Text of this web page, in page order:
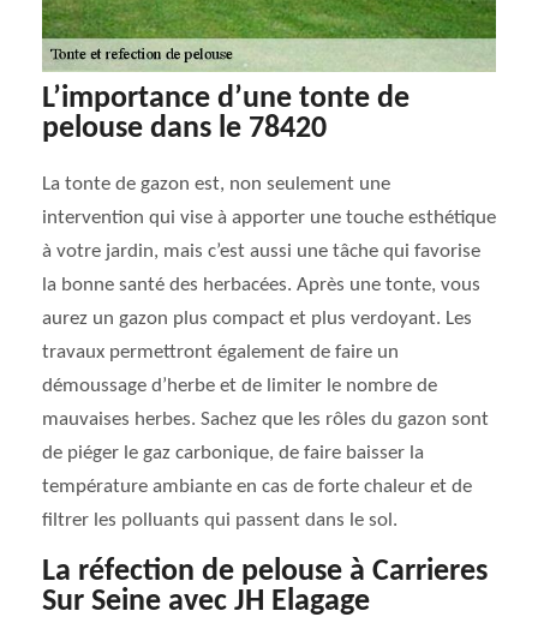
L’importance d’une tonte de
pelouse dans le 78420
La tonte de gazon est, non seulement une
intervention qui vise à apporter une touche esthétique
à votre jardin, mais c’est aussi une tâche qui favorise
la bonne santé des herbacées. Après une tonte, vous
aurez un gazon plus compact et plus verdoyant. Les
travaux permettront également de faire un
démoussage d’herbe et de limiter le nombre de
mauvaises herbes. Sachez que les rôles du gazon sont
de piéger le gaz carbonique, de faire baisser la
température ambiante en cas de forte chaleur et de
filtrer les polluants qui passent dans le sol.
La réfection de pelouse à Carrieres
Sur Seine avec JH Elagage